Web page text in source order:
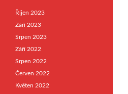
Říjen 2023
Září 2023
Srpen 2023
Září 2022
Srpen 2022
Červen 2022
Květen 2022